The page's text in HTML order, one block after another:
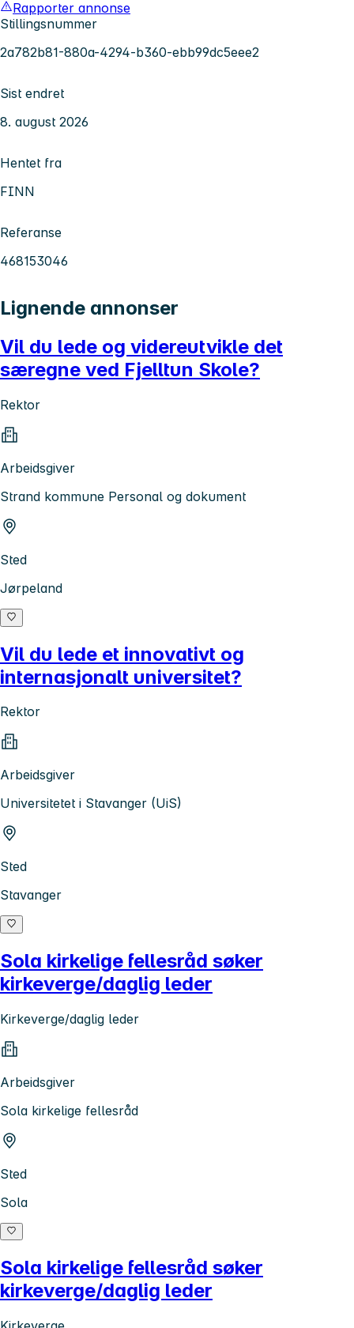
Rapporter annonse
Stillingsnummer
2a782b81-880a-4294-b360-ebb99dc5eee2
Sist endret
8. august 2026
Hentet fra
FINN
Referanse
468153046
Lignende annonser
Vil du lede og videreutvikle det
særegne ved Fjelltun Skole?
Rektor
Arbeidsgiver
Strand kommune Personal og dokument
Sted
Jørpeland
Vil du lede et innovativt og
internasjonalt universitet?
Rektor
Arbeidsgiver
Universitetet i Stavanger (UiS)
Sted
Stavanger
Sola kirkelige fellesråd søker
kirkeverge/daglig leder
Kirkeverge/daglig leder
Arbeidsgiver
Sola kirkelige fellesråd
Sted
Sola
Sola kirkelige fellesråd søker
kirkeverge/daglig leder